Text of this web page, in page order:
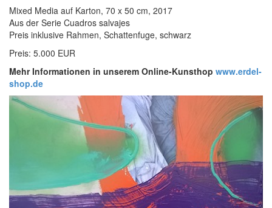
Mixed Media auf Karton, 70 x 50 cm, 2017
Aus der Serie Cuadros salvajes
Preis inklusive Rahmen, Schattenfuge, schwarz
Preis: 5.000 EUR
Mehr Informationen in unserem Online-Kunsthop www.erdel-
shop.de